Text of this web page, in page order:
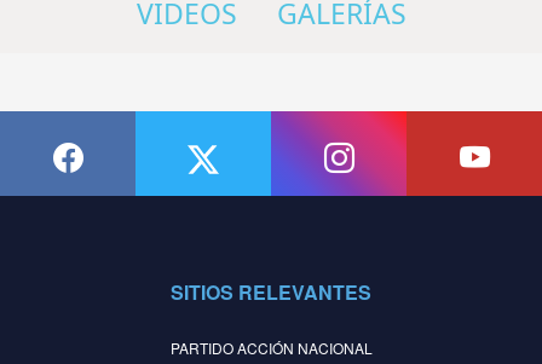
VIDEOS GALERÍAS
SITIOS RELEVANTES
PARTIDO ACCIÓN NACIONAL